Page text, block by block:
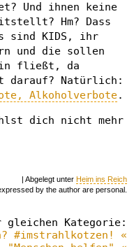
Und ihnen keine
Hm? Dass
sind KIDS, ihr
und die sollen
fließt, da
darauf? Natürlich:
Alkoholverbote.
dich nicht mehr
| Abgelegt unter Heim ins Reich
by the author are personal.
Kategorie:
#imstrahlkotzen! «